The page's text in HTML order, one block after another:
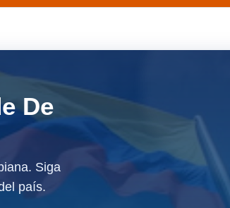
De
Siga
país.